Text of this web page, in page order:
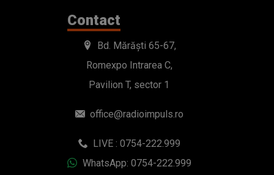
Contact
Bd. Mărăști 65-67,
Romexpo Intrarea C,
Pavilion T, sector 1
office@radioimpuls.ro
LIVE : 0754-222.999
WhatsApp: 0754-222.999